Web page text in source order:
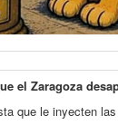
el Zaragoza
que le inyecten